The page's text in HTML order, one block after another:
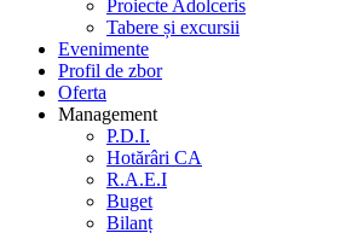
Proiecte Adolceris
Tabere și excursii
Evenimente
Profil de zbor
Oferta
Management
P.D.I.
Hotărâri CA
R.A.E.I
Buget
Bilanț